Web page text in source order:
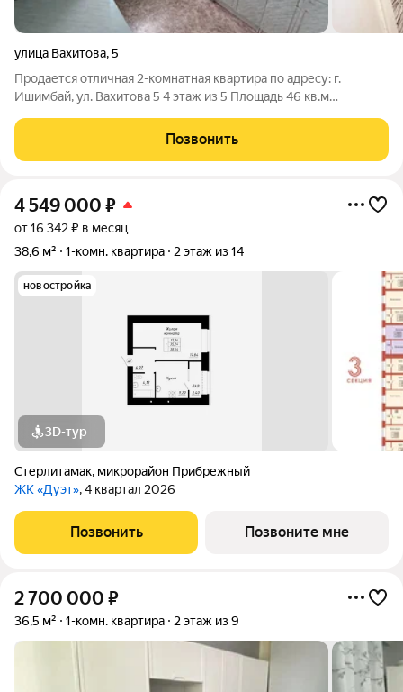
улица Вахитова,5
Продается отличная 2-комнатная квартира по адресу: г.
Ишимбай, ул. Вахитова 5 4 этаж из 5 Площадь 46 кв.м
застеклена Косметический ремонт Один взрослый
собственник Долгов и обременение НЕТ ID объекта в
Позвонить
4 549 000 ₽
от 16 342 ₽ в месяц
38,6 м²
1-комн. квартира 2 этаж из 14
новостройка
3D-тур
Стерлитамак, микрорайон Прибрежный
ЖК «Дуэт», 4 квартал 2026
Позвонить Позвоните мне
2 700 000 ₽
36,5 м² 1-комн. квартира 2 этаж из 9